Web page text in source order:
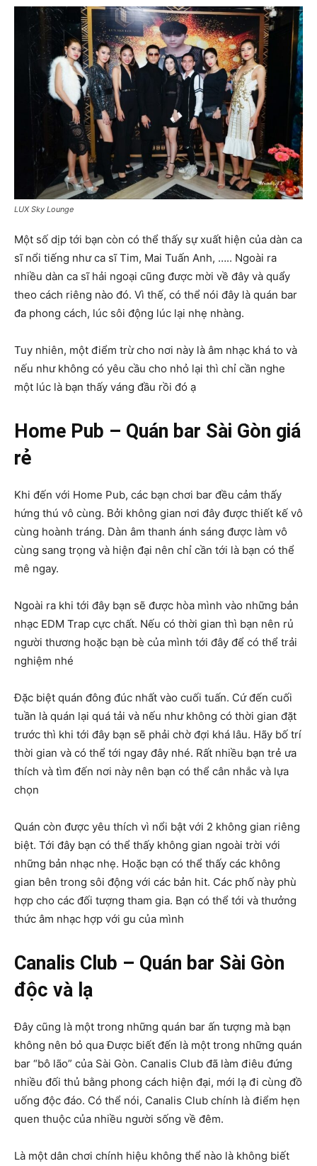
LUX Sky Lounge
Một số dịp tới bạn còn có thể thấy sự xuất hiện của dàn ca
sĩ nổi tiếng như ca sĩ Tim, Mai Tuấn Anh, ….. Ngoài ra
nhiều dàn ca sĩ hải ngoại cũng được mời về đây và quẩy
theo cách riêng nào đó. Vì thế, có thể nói đây là quán bar
đa phong cách, lúc sôi động lúc lại nhẹ nhàng.
Tuy nhiên, một điểm trừ cho nơi này là âm nhạc khá to và
nếu như không có yêu cầu cho nhỏ lại thì chỉ cần nghe
một lúc là bạn thấy váng đầu rồi đó ạ
Home Pub – Quán bar Sài Gòn giá
rẻ
Khi đến với Home Pub, các bạn chơi bar đều cảm thấy
hứng thú vô cùng. Bởi không gian nơi đây được thiết kế vô
cùng hoành tráng. Dàn âm thanh ánh sáng được làm vô
cùng sang trọng và hiện đại nên chỉ cần tới là bạn có thể
mê ngay.
Ngoài ra khi tới đây bạn sẽ được hòa mình vào những bản
nhạc EDM Trap cực chất. Nếu có thời gian thì bạn nên rủ
người thương hoặc bạn bè của mình tới đây để có thể trải
nghiệm nhé
Đặc biệt quán đông đúc nhất vào cuối tuấn. Cứ đến cuối
tuần là quán lại quá tải và nếu như không có thời gian đặt
trước thì khi tới đây bạn sẽ phải chờ đợi khá lâu. Hãy bố trí
thời gian và có thể tới ngay đây nhé. Rất nhiều bạn trẻ ưa
thích và tìm đến nơi này nên bạn có thể cân nhắc và lựa
chọn
Quán còn được yêu thích vì nổi bật với 2 không gian riêng
biệt. Tới đây bạn có thể thấy không gian ngoài trời với
những bản nhạc nhẹ. Hoặc bạn có thể thấy các không
gian bên trong sôi động với các bản hit. Các phố này phù
hợp cho các đối tượng tham gia. Bạn có thể tới và thưởng
thức âm nhạc hợp với gu của mình
Canalis Club – Quán bar Sài Gòn
độc và lạ
Đây cũng là một trong những quán bar ấn tượng mà bạn
không nên bỏ qua Được biết đến là một trong những quán
bar “bô lão” của Sài Gòn. Canalis Club đã làm điêu đứng
nhiều đối thủ bằng phong cách hiện đại, mới lạ đi cùng đồ
uống độc đáo. Có thể nói, Canalis Club chính là điểm hẹn
quen thuộc của nhiều người sống về đêm.
Là một dân chơi chính hiệu không thể nào là không biết